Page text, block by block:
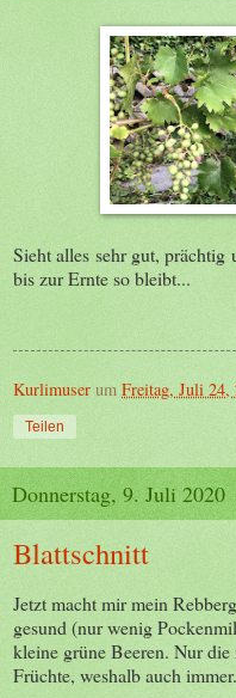
Sieht alles sehr gut, prächtig
bis zur Ernte so bleibt...
Kurlimuser um Freitag, Juli 24,
Teilen
Donnerstag, 9. Juli 2020
Blattschnitt
Jetzt macht mir mein
gesund (nur wenig
kleine grüne Beeren. Nur
Früchte, weshalb auch